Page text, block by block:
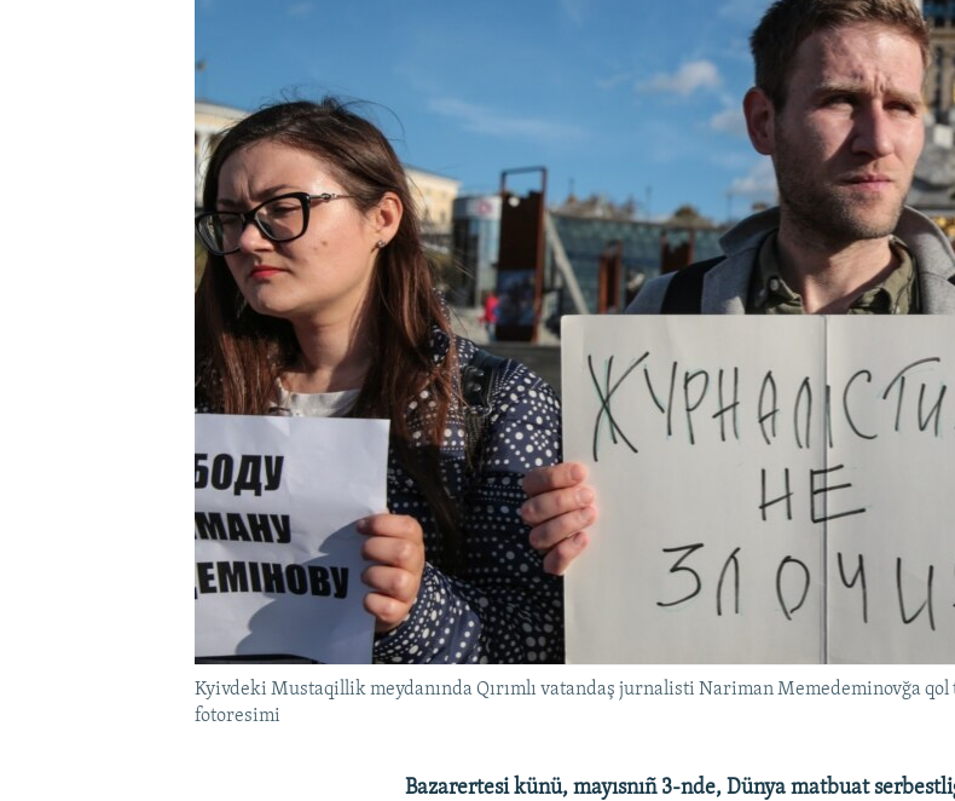
Kyivdeki Mustaqillik meydanında Qırımlı vatandaş jurnalisti Nariman Memedeminovğa
fotoresimi
Bazarertesi künü, mayısnıñ 3-nde, Dünya matbuat